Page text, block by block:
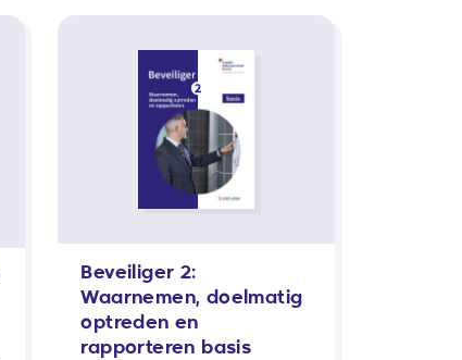
Beveiliger 2:
Waarnemen, doelmatig
optreden en
rapporteren basis